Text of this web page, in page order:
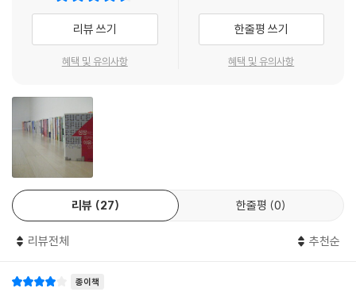
싸다고 광고하면 정말 골치 아픈 싼 손님만 모인다
빠른 시간 안에 손님을 모으기 위해 할인 행사 등을 실시하는 경우가 있는
데, 이는 역효과를 만들어 낼 수 있으니 주의해야 한다. 물건을 “싸게 판
물건은 영영 팔 수 없게 되는 경우가 발생한다. 비싼 물건 1개를 파는 것과
싼 물건 10개를 파는 것 중 어느 쪽이 이익인가를 생각해 본다면 이에 대한
답은 쉽게 나온다. 물건을 팔 때는 자신의 회사 상품의 이미지를 꾸준히 알
려, 그에 어울리는 고객이 찾아오게 만드는 것이 중요하다. ‘에르메스’나
‘루이비통’처럼 비싸도 구입할 의향이 있는 손님만 찾아오라는 메시지가
잘 전달되면, 회사 이미지도 올라가고 이익도 엄청나게 올릴 수 있다.
강한 조직이 되려면 똑똑한 인재, 참신한 아이디어, 강한 리더십 등 중요한
각을 할 수는 없다. 생활 방식과 사고방식이 조금씩 다르더라도 그사이에
리뷰 쓰기
혜택 및 유의사항
한줄평 쓰기
혜택 및 유의사항
리뷰 27 한줄평 0
리뷰전체 추천순
종이책